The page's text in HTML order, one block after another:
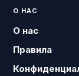
О НАС
О нас
Правила